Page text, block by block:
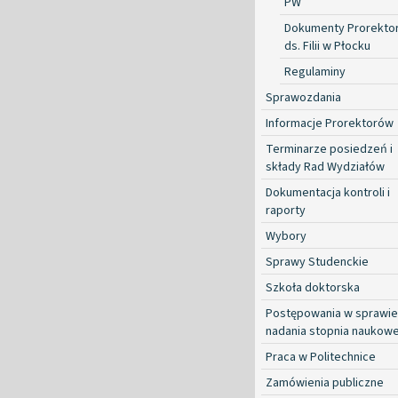
Dokumenty
ds. Filii w Płocku
Regulaminy
Sprawozdania
Informacje Prorektorów
Terminarze posiedzeń i
składy Rad Wydziałów
Dokumentacja kontroli i
raporty
Wybory
Sprawy Studenckie
Szkoła doktorska
Postępowania w sprawie
nadania stopnia
Praca w Politechnice
Zamówienia publiczne